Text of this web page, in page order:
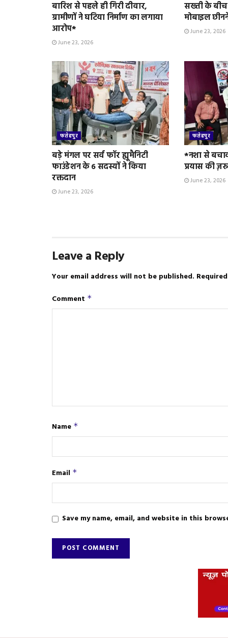
बारिश से पहले ही गिरी दीवार,
ग्रामीणों ने घटिया निर्माण का लगाया
आरोप*
June 23, 2026
सख्ती के
मोबाइल
June 23, 2026
फतेहपुर
बड़े मंगल पर सर्व फॉर ह्यूमैनिटी
फाउंडेशन के 6 सदस्यों ने किया
रक्तदान
June 23, 2026
फतेहपुर
*नशा से
प्रयास की
June 23, 2026
Leave a Reply
Your email address will not be published.
Comment *
Name *
Email *
Save my name, email, and website in this